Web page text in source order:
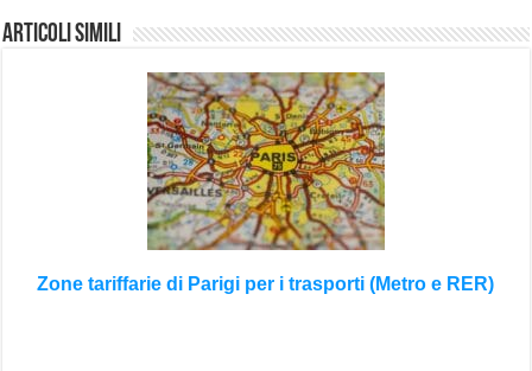
Articoli Simili
Zone tariffarie di Parigi per i trasporti (Metro e RER)